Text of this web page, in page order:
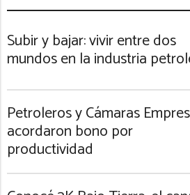
Subir y bajar: vivir entre dos
mundos en la industria
Petroleros y Cámaras
acordaron bono por
productividad